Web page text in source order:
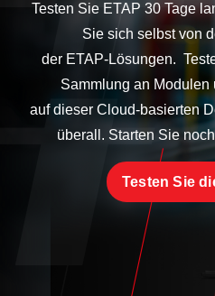
Testen Sie ETAP 30 Tage
Sie sich selbst von
der ETAP-Lösungen.
Sammlung an Modulen
auf dieser Cloud-basierten
überall. Starten Sie
Testen Sie